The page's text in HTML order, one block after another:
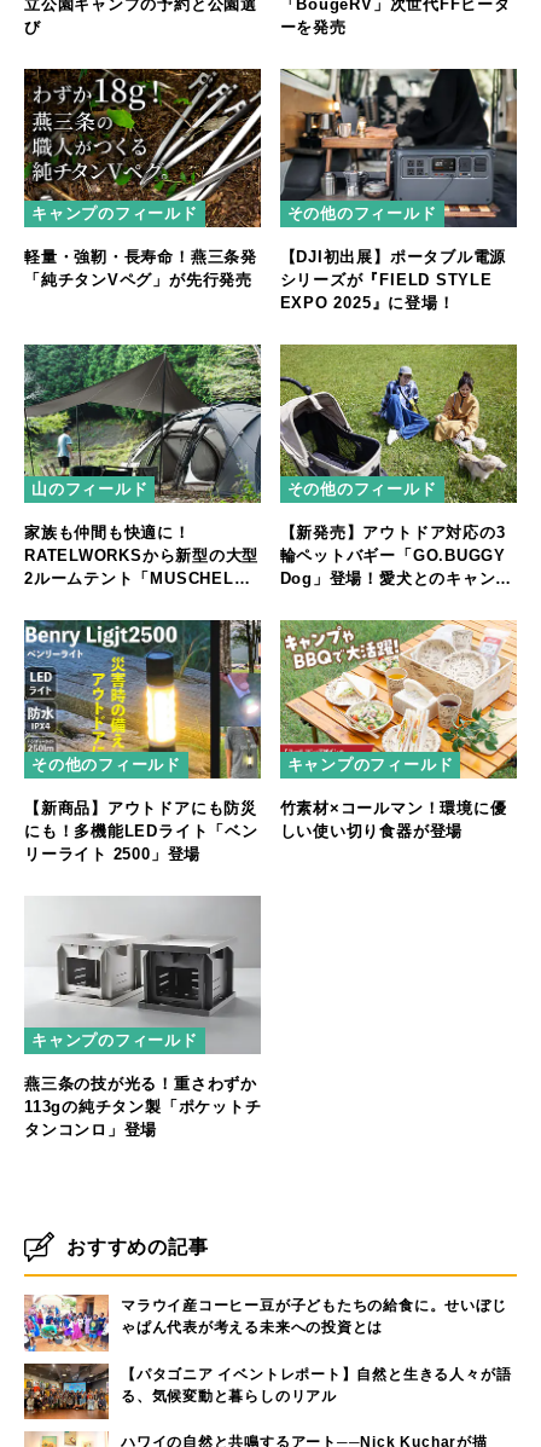
立公園キャンプの予約と公園選
び
「BougeRV」次世代FFヒータ
ーを発売
キャンプのフィールド
軽量・強靭・長寿命！燕三条発
「純チタンVペグ」が先行発売
その他のフィールド
【DJI初出展】ポータブル電源
シリーズが『FIELD STYLE
EXPO 2025』に登場！
山のフィールド
家族も仲間も快適に！
RATELWORKSから新型の大型
2ルームテント「MUSCHEL」
その他のフィールド
【新発売】アウトドア対応の3
輪ペットバギー「GO.BUGGY
Dog」登場！愛犬とのキャンプ
その他のフィールド
【新商品】アウトドアにも防災
にも！多機能LEDライト「ベン
リーライト 2500」登場
キャンプのフィールド
竹素材×コールマン！環境に優
しい使い切り食器が登場
キャンプのフィールド
燕三条の技が光る！重さわずか
113gの純チタン製「ポケットチ
タンコンロ」登場
おすすめの記事
マラウイ産コーヒー豆が子どもたちの給食に。せいぼじ
ゃぱん代表が考える未来への投資とは
【パタゴニア イベントレポート】自然と生きる人々が語
る、気候変動と暮らしのリアル
ハワイの自然と共鳴するアート──Nick Kucharが描